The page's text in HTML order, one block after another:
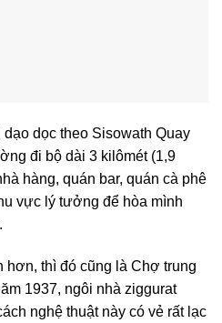
dọc theo Sisowath Quay
đi bộ dài 3 kilômét (1,9
hàng, quán bar, quán cà phê
vực lý tưởng để hòa mình
hơn, thì đó cũng là Chợ trung
1937, ngôi nhà ziggurat
nghệ thuật này có vẻ rất lạc